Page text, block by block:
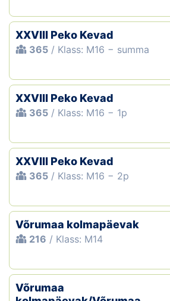
XXVIII Peko Kevad
365 / Klass: M16 − summa
XXVIII Peko Kevad
365 / Klass: M16 − 1p
XXVIII Peko Kevad
365 / Klass: M16 − 2p
Võrumaa kolmapäevak
216 / Klass: M14
Võrumaa